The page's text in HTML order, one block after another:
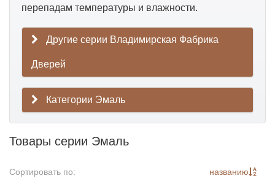
перепадам температуры и влажности.
Другие серии Владимирская Фабрика
Дверей
Категории Эмаль
Товары серии Эмаль
Сортировать по:
названию